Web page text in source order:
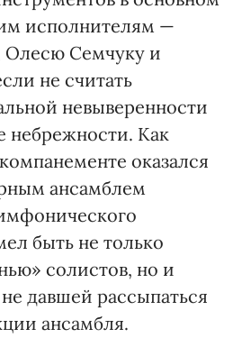
исполнителям —
Олесю Семчуку и
не считать
невыверенности
небрежности. Как
оказался
ансамблем
быть не только
солистов, но и
давшей рассыпаться
ансамбля.